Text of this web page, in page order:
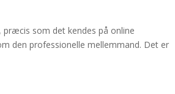
præcis som det kendes på online
den professionelle mellemmand. Det er